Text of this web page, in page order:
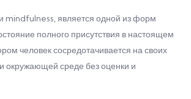
mindfulness, является одной из форм
полного присутствия в настоящем
человек сосредотачивается на своих
окружающей среде без оценки и